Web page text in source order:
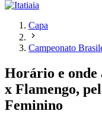
Capa
Campeonato
Horário e onde
x Flamengo,
Feminino